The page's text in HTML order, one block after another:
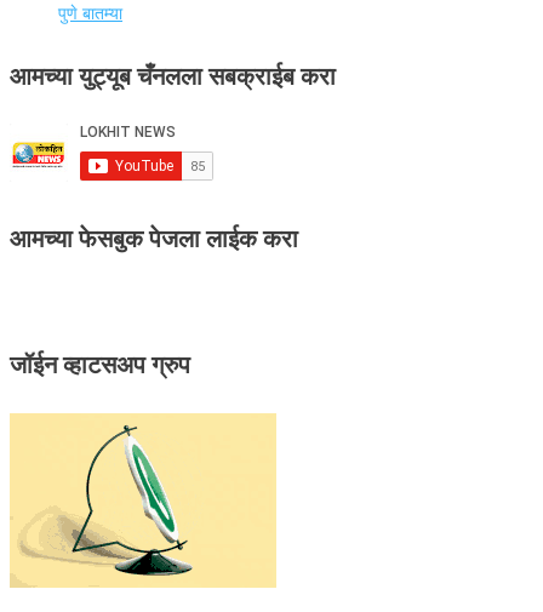
पुणे बातम्या
आमच्या युट्यूब चँनलला सबक्राईब करा
आमच्या फेसबुक पेजला लाईक करा
जॉईन व्हाटसअप ग्रुप